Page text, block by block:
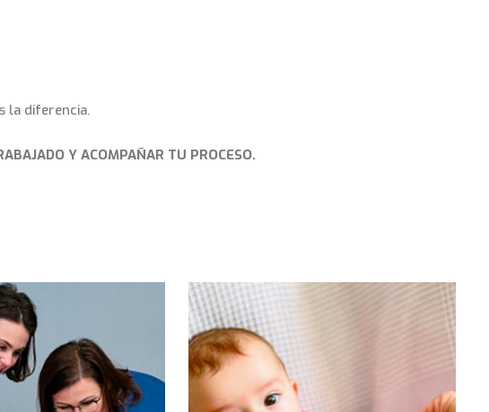
la diferencia.
Y ACOMPAÑAR TU PROCESO.